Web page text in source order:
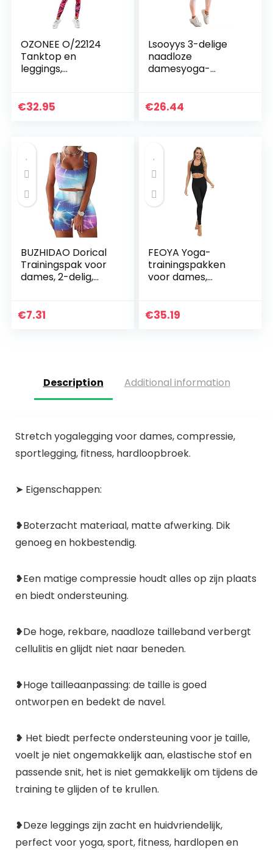
OZONEE O/22124
Tanktop en
leggings,
sportlegging,
€32.95
Lsooyys 3-delige
naadloze
damesyoga-
zacht, comfortabel
€26.44
BUZHIDAO Dorical
Trainingspak voor
dames, 2-delig,
top + hoge taille,
€7.31
FEOYA Yoga-
trainingspakken
voor dames,
workout, sport,
€35.19
Description Additional information
Stretch yogalegging voor dames, compressie,
sportlegging, fitness, hardloopbroek.
➤ Eigenschappen:
❥Boterzacht materiaal, matte afwerking. Dik
genoeg en hokbestendig.
❥Een matige compressie houdt alles op zijn plaats
en biedt ondersteuning.
❥De hoge, rekbare, naadloze tailleband verbergt
cellulitis en glijdt niet naar beneden.
❥Hoge tailleaanpassing: de taille is goed
ontworpen en bedekt de navel.
❥ Het biedt perfecte ondersteuning voor je taille,
voelt je niet ongemakkelijk aan, elastische stof en
passende snit, het is niet gemakkelijk om tijdens de
training te glijden of te krullen.
❥Deze leggings zijn zacht en huidvriendelijk,
perfect voor yoga, sport, fitness, hardlopen en